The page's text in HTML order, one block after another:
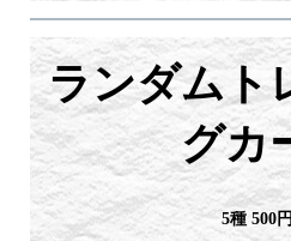
ランダムト
グカ
5種 500